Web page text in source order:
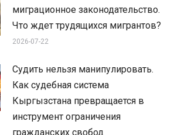
миграционное законодательство.
Что ждет трудящихся мигрантов?
2026-07-22
Судить нельзя манипулировать.
Как судебная система
Кыргызстана превращается в
инструмент ограничения
гражданских свобод